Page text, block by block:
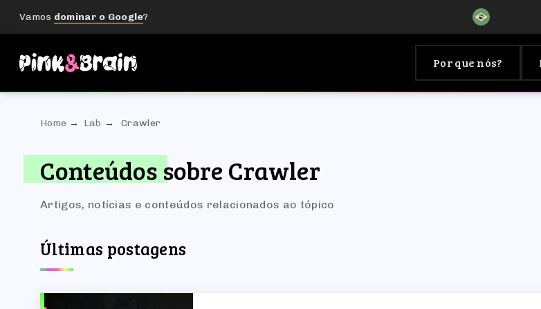
Vamos dominar o Google?
Por que nós?
Home Lab Crawler
Conteúdos sobre Crawler
Artigos, notícias e conteúdos relacionados ao tópico
Últimas postagens